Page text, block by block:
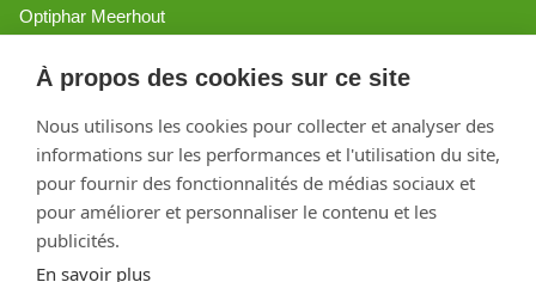
À propos des cookies sur ce site
Nous utilisons les cookies pour collecter et analyser des
informations sur les performances et l'utilisation du site,
pour fournir des fonctionnalités de médias sociaux et
pour améliorer et personnaliser le contenu et les
publicités.
En savoir plus
Optiphar Meerhout
Optiphar Geel - Dr. van de Perrestraat
Optiphar Turnhout
Optiphar Mol